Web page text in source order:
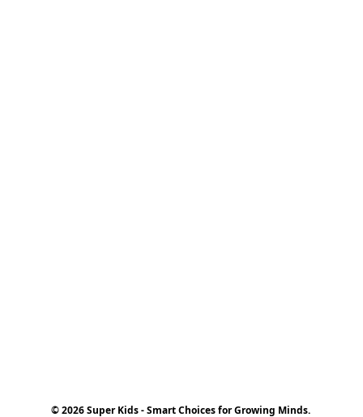
© 2026 Super Kids - Smart Choices for Growing Minds.